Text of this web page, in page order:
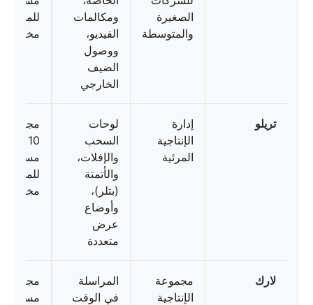
الصغيرة
والمتوسطة
ومكالمات
الفيديو،
ووصول
الضيف
الخارجي
مخصص
تريلو
إدارة
الإنتاجية
المرئية
لوحات
السحب
والإفلات،
والأتمتة
(بتلر)،
وأوضاع
عرض
متعددة
مخصص
لارك
مجموعة
الإنتاجية
المراسلة
في الوقت